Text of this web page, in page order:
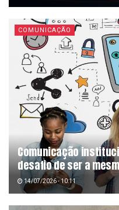
COMUNICAÇÃO
Comunicação
desafio de ser a
14/07/2026 - 10:11